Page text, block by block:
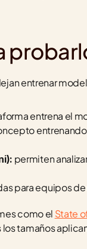
entrenar
entrena el
permiten
para equipos
como el State
tamaños